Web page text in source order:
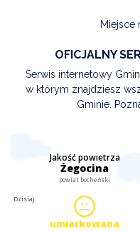
Miejsce
OFICJALNY
Serwis internetowy
w którym znajdziesz
Gminie.